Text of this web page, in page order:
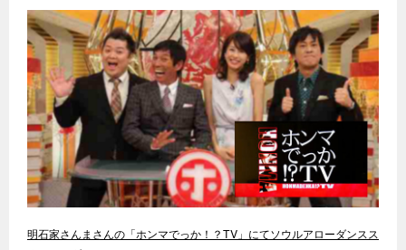
明石家さんまさんの「ホンマでっか！？TV」にてソウルアローダンスス